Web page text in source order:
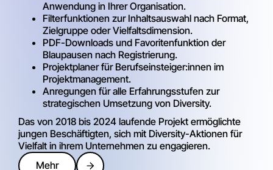
Anwendung in Ihrer Organisation.
Filterfunktionen zur Inhaltsauswahl nach Format,
Zielgruppe oder Vielfaltsdimension.
PDF-Downloads und Favoritenfunktion der
Blaupausen nach Registrierung.
Projektplaner für Berufseinsteiger:innen im
Projektmanagement.
Anregungen für alle Erfahrungsstufen zur
strategischen Umsetzung von Diversity.
Das von 2018 bis 2024 laufende Projekt ermöglichte
jungen Beschäftigten, sich mit Diversity-Aktionen für
Vielfalt in ihrem Unternehmen zu engagieren.
Mehr